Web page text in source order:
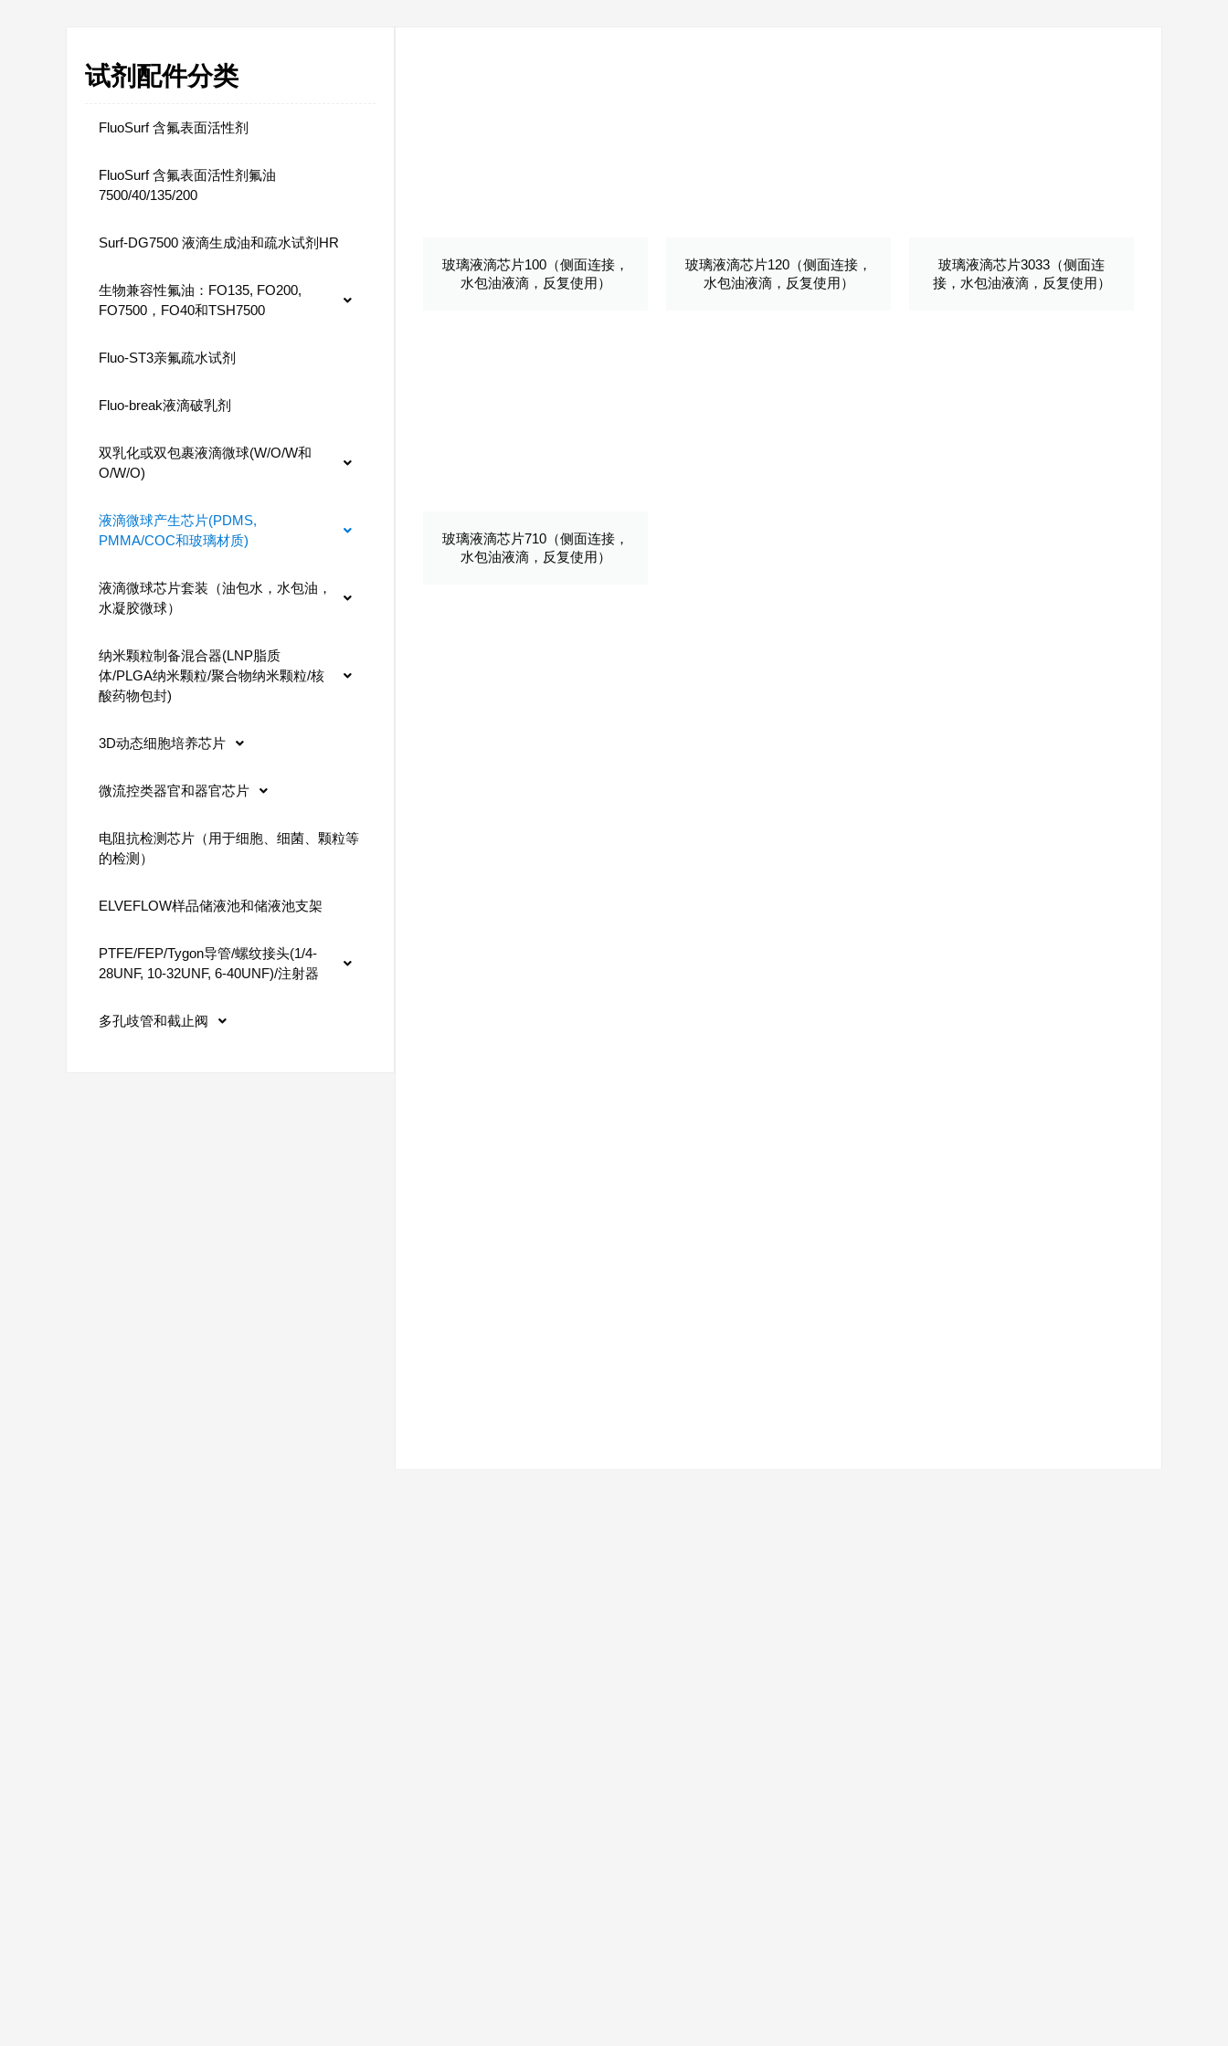
试剂配件分类
FluoSurf 含氟表面活性剂
FluoSurf 含氟表面活性剂氟油
7500/40/135/200
Surf-DG7500 液滴生成油和疏水试剂HR
生物兼容性氟油：FO135, FO200,
FO7500，FO40和TSH7500
Fluo-ST3亲氟疏水试剂
Fluo-break液滴破乳剂
双乳化或双包裹液滴微球(W/O/W和
O/W/O)
液滴微球产生芯片(PDMS,
PMMA/COC和玻璃材质)
液滴微球芯片套装（油包水，水包油，
水凝胶微球）
纳米颗粒制备混合器(LNP脂质
体/PLGA纳米颗粒/聚合物纳米颗粒/核
酸药物包封)
3D动态细胞培养芯片
微流控类器官和器官芯片
电阻抗检测芯片（用于细胞、细菌、颗粒等
的检测）
ELVEFLOW样品储液池和储液池支架
PTFE/FEP/Tygon导管/螺纹接头(1/4-
28UNF, 10-32UNF, 6-40UNF)/注射器
多孔歧管和截止阀
玻璃液滴芯片100（侧面连接，
水包油液滴，反复使用）
玻璃液滴芯片120（侧面连接，
水包油液滴，反复使用）
玻璃液滴芯片3033（侧面连
接，水包油液滴，反复使用）
玻璃液滴芯片710（侧面连接，
水包油液滴，反复使用）